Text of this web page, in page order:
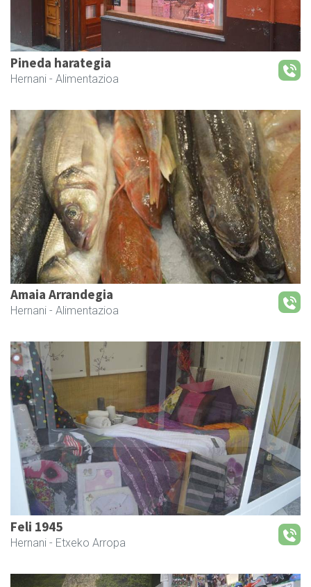
Pineda harategia
Hernani - Alimentazioa
Amaia Arrandegia
Hernani - Alimentazioa
Feli 1945
Hernani - Etxeko Arropa